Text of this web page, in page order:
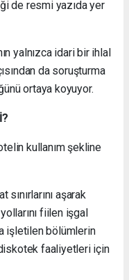
de resmi yazıda yer
yalnızca idari bir ihlal
da soruşturma
ortaya koyuyor.
kullanım şekline
aşarak
fiilen işgal
işletilen bölümlerin
faaliyetleri için